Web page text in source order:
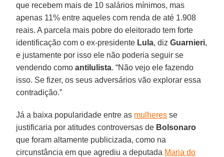
que recebem mais de 10 salários mínimos, mas
apenas 11% entre aqueles com renda de até 1.908
reais. A parcela mais pobre do eleitorado tem forte
identificação com o ex-presidente Lula, dizGuarnieri,
e justamente por isso ele não poderia seguir se
vendendo comoantilulista. “Não vejo ele fazendo
isso. Se fizer, os seus adversários vão explorar essa
contradição.”
Já a baixa popularidade entre as mulheres se
justificaria por atitudes controversas de Bolsonaro
que foram altamente publicizada, como na
circunstância em que agrediu a deputada Maria do